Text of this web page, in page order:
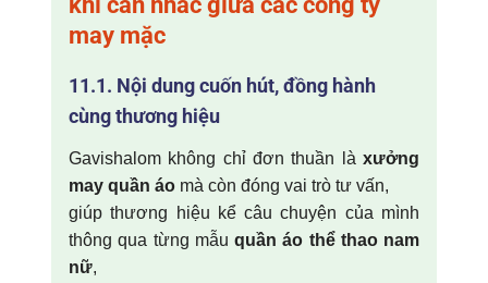
may mặc
11.1. Nội dung cuốn hút, đồng hành
cùng thương hiệu
Gavishalom không chỉ đơn thuần là xưởng
may quần áo mà còn đóng vai trò tư vấn,
giúp thương hiệu kể câu chuyện của mình
thông qua từng mẫu quần áo thể thao nam
nữ,